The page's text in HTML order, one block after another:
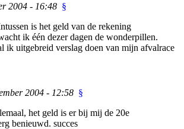
2004 - 16:48 §
is het geld van de rekening
ik één dezer dagen de wonderpillen.
ik uitgebreid verslag doen van mijn afvalrace
2004 - 12:58 §
het geld is er bij mij de 20e
benieuwd. succes